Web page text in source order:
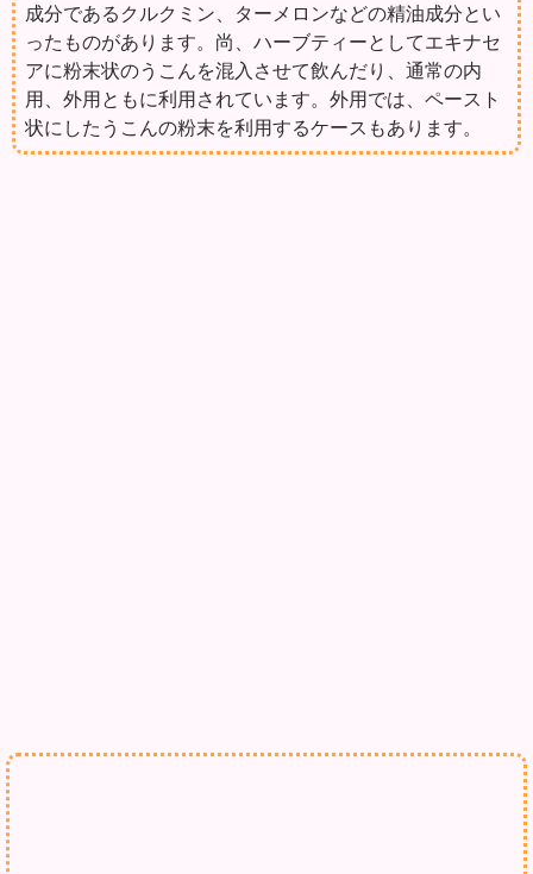
成分であるクルクミン、ターメロンなどの精油成分とい
ったものがあります。尚、ハーブティーとしてエキナセ
アに粉末状のうこんを混入させて飲んだり、通常の内
用、外用ともに利用されています。外用では、ペースト
状にしたうこんの粉末を利用するケースもあります。